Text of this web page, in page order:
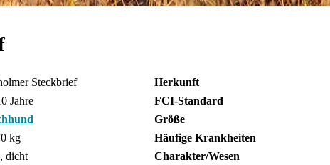
Steckbrief Herkunft
Jahre FCI-Standard
Größe
kg Häufige Krankheiten
dicht Charakter/Wesen